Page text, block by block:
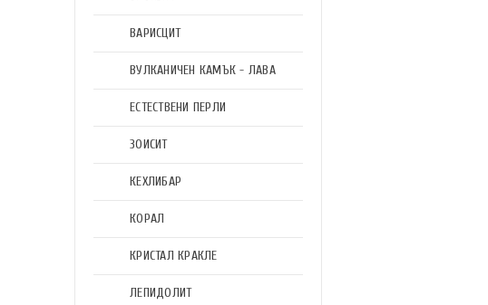
ВАРИСЦИТ
ВУЛКАНИЧЕН КАМЪК - ЛАВА
ЕСТЕСТВЕНИ ПЕРЛИ
ЗОИСИТ
КЕХЛИБАР
КОРАЛ
КРИСТАЛ КРАКЛЕ
ЛЕПИДОЛИТ